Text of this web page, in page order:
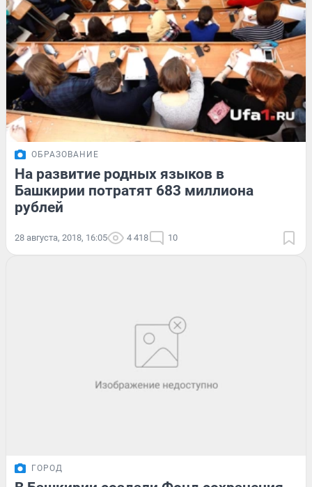
ОБРАЗОВАНИЕ
На развитие родных языков в
Башкирии потратят 683 миллиона
рублей
28 августа, 2018, 16:05 4 418 10
ГОРОД